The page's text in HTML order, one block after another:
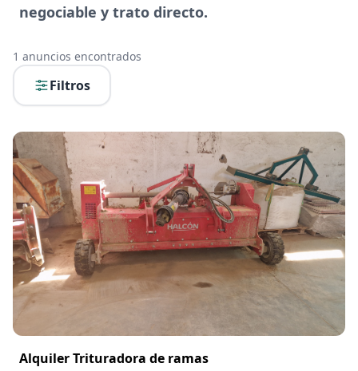
negociable y trato directo.
1 anuncios encontrados
Filtros
Alquiler Trituradora de ramas